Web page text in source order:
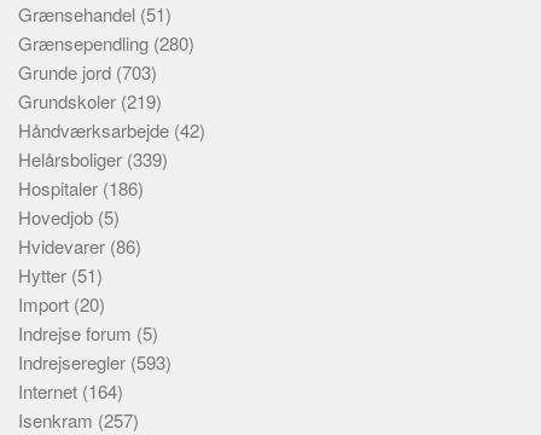
Grænsehandel (51)
Grænsependling (280)
Grunde jord (703)
Grundskoler (219)
Håndværksarbejde (42)
Helårsboliger (339)
Hospitaler (186)
Hovedjob (5)
Hvidevarer (86)
Hytter (51)
Import (20)
Indrejse forum (5)
Indrejseregler (593)
Internet (164)
Isenkram (257)